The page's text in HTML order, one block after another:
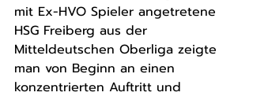
mit Ex-HVO Spieler angetretene
HSG Freiberg aus der
Mitteldeutschen Oberliga zeigte
man von Beginn an einen
konzentrierten Auftritt und